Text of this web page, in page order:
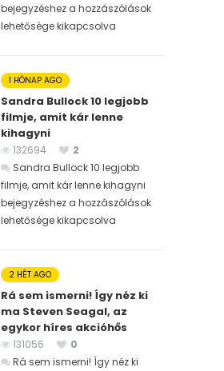
bejegyzéshez a hozzászólások
lehetősége kikapcsolva
1 HÓNAP AGO
Sandra Bullock 10 legjobb
filmje, amit kár lenne
kihagyni
132694
2
Sandra Bullock 10 legjobb
filmje, amit kár lenne kihagyni
bejegyzéshez a hozzászólások
lehetősége kikapcsolva
2 HÉT AGO
Rá sem ismerni! Így néz ki
ma Steven Seagal, az
egykor híres akcióhős
131056
0
Rá sem ismerni! Így néz ki